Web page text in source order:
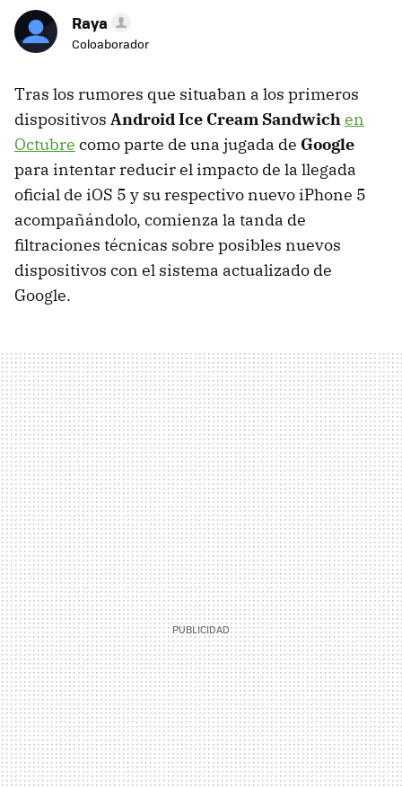
Raya
Coloaborador
Tras los rumores que situaban a los primeros
dispositivos Android Ice Cream Sandwichen
Octubre como parte de una jugada de Google
para intentar reducir el impacto de la llegada
oficial de iOS 5 y su respectivo nuevo iPhone 5
acompañándolo, comienza la tanda de
filtraciones técnicas sobre posibles nuevos
dispositivos con el sistema actualizado de
Google.